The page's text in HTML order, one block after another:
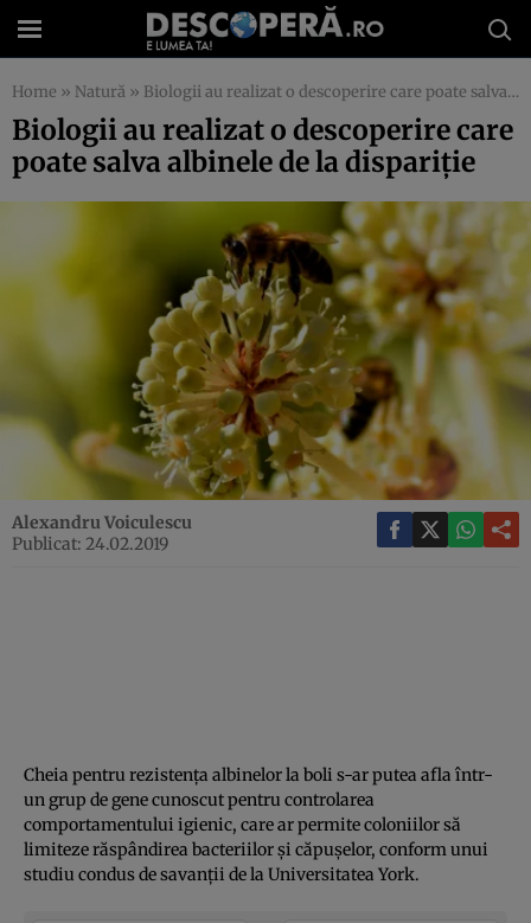
Home » Natură » Biologii au realizat o descoperire care poate salva albinele de la dispariţie
Biologii au realizat o descoperire care
poate salva albinele de la dispariţie
Alexandru Voiculescu
Publicat: 24.02.2019
Cheia pentru rezistenţa albinelor la boli s-ar putea afla într-
un grup de gene cunoscut pentru controlarea
comportamentului igienic, care ar permite coloniilor să
limiteze răspândirea bacteriilor şi căpuşelor, conform unui
studiu condus de savanţii de la Universitatea York.